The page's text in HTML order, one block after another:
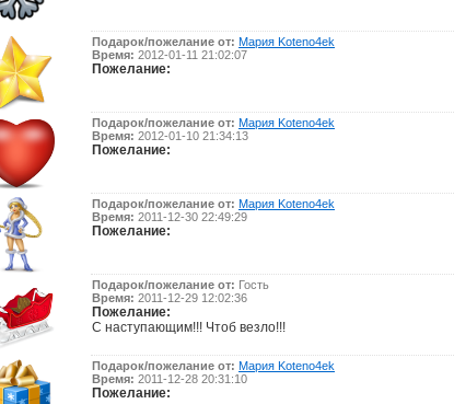
Подарок/пожелание от: Мария Koteno4ek
Время: 2012-01-11 21:02:07
Пожелание:
Подарок/пожелание от: Мария Koteno4ek
Время: 2012-01-10 21:34:13
Пожелание:
Подарок/пожелание от: Мария Koteno4ek
Время: 2011-12-30 22:49:29
Пожелание:
Подарок/пожелание от: Гость
Время: 2011-12-29 12:02:36
Пожелание:
С наступающим!!! Чтоб везло!!!
Подарок/пожелание от: Мария Koteno4ek
Время: 2011-12-28 20:31:10
Пожелание: